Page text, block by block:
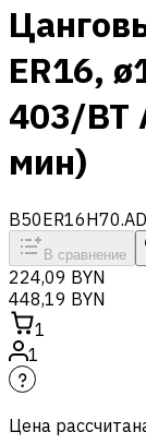
ER16,
403/BT
мин)
B50ER16H70.AD
В сравнение
224,09 BYN
448,19 BYN
1
1
Цена